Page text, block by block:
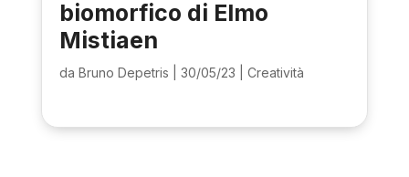
biomorfico di Elmo
Mistiaen
da Bruno Depetris 30/05/23 Creatività